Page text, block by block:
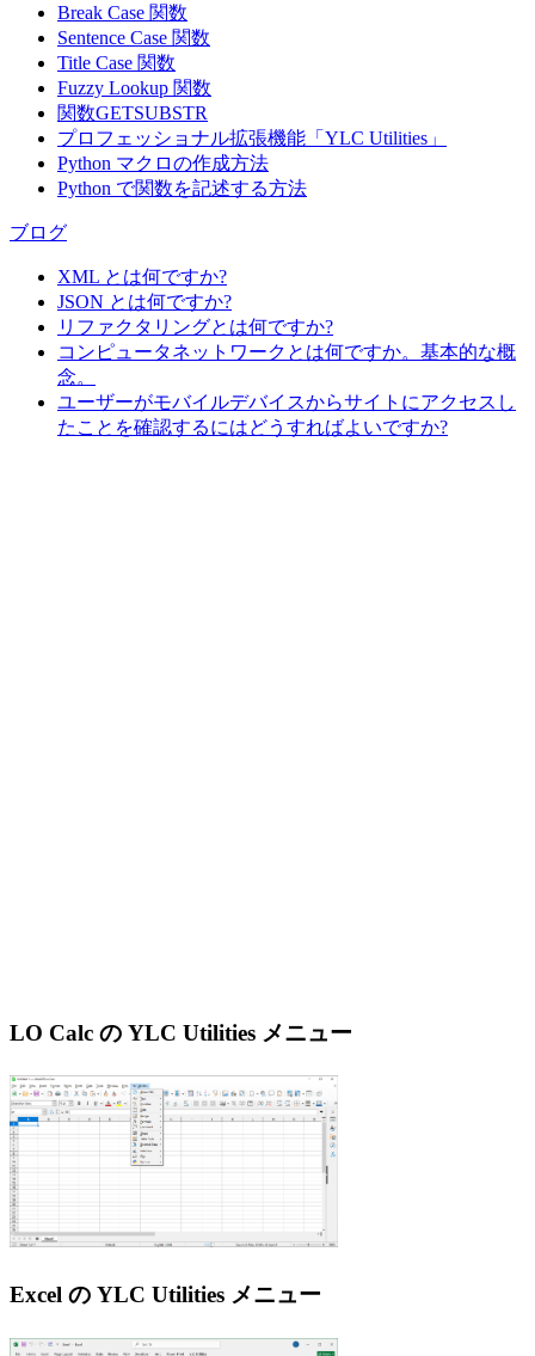
Break Case 関数
Sentence Case 関数
Title Case 関数
Fuzzy Lookup 関数
関数GETSUBSTR
プロフェッショナル拡張機能「YLC Utilities」
Python マクロの作成方法
Python で関数を記述する方法
ブログ
XML とは何ですか?
JSON とは何ですか?
リファクタリングとは何ですか?
コンピュータネットワークとは何ですか。基本的な概
念。
ユーザーがモバイルデバイスからサイトにアクセスし
たことを確認するにはどうすればよいですか?
LO Calc の YLC Utilities メニュー
Excel の YLC Utilities メニュー